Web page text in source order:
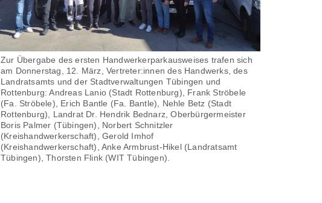
Zur Übergabe des ersten Handwerkerparkausweises trafen sich
am Donnerstag, 12. März, Vertreter:innen des Handwerks, des
Landratsamts und der Stadtverwaltungen Tübingen und
Rottenburg: Andreas Lanio (Stadt Rottenburg), Frank Ströbele
(Fa. Ströbele), Erich Bantle (Fa. Bantle), Nehle Betz (Stadt
Rottenburg), Landrat Dr. Hendrik Bednarz, Oberbürgermeister
Boris Palmer (Tübingen), Norbert Schnitzler
(Kreishandwerkerschaft), Gerold Imhof
(Kreishandwerkerschaft), Anke Armbrust-Hikel (Landratsamt
Tübingen), Thorsten Flink (WIT Tübingen).